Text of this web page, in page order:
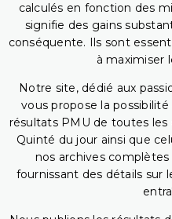
calculés en fonction des
signifie des gains
conséquente. Ils sont
à maximiser
Notre site, dédié aux
vous propose la
résultats PMU de toutes les
Quinté du jour ainsi que
nos archives
fournissant des détails sur